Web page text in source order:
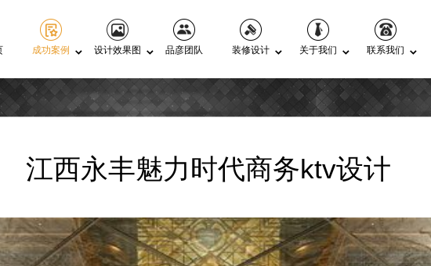
成功案例 设计效果图 品彦团队 装修设计 关于我们 联系我们
江西永丰魅力时代商务ktv设计